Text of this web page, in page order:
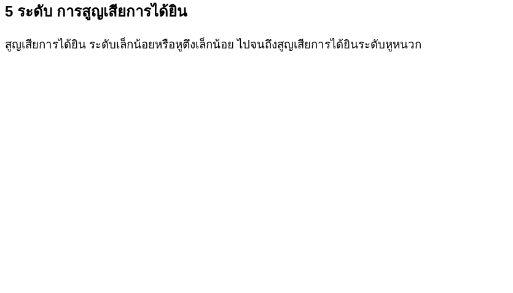
5 ระดับ การสูญเสียการได้ยิน
สูญเสียการได้ยิน ระดับเล็กน้อยหรือหูตึงเล็กน้อย ไปจนถึงสูญเสียการได้ยินระดับหูหนวก